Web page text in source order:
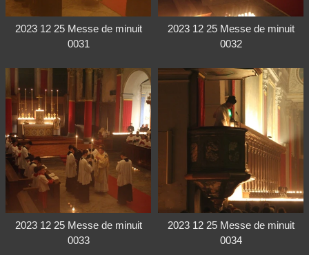
2023 12 25 Messe de minuit
0031
2023 12 25 Messe de minuit
0032
2023 12 25 Messe de minuit
0033
2023 12 25 Messe de minuit
0034